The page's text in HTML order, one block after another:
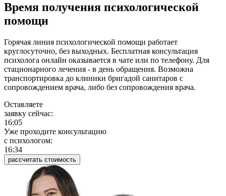
Время получения психологической
помощи
Горячая линия психологической помощи работает
круглосуточно, без выходных. Бесплатная консультация
психолога онлайн оказывается в чате или по телефону. Для
стационарного лечения - в день обращения. Возможна
транспортировка до клиники бригадой санитаров с
сопровождением врача, либо без сопровождения врача.
Оставляете
заявку сейчас:
16:05
Уже проходите консультацию
c психологом:
16:34
рассчитать стоимость